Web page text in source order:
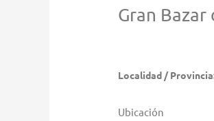
Gran
Localidad /
Ubicación